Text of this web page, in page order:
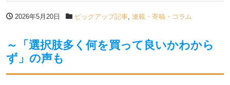
2026年5月20日 ピックアップ記事, 連載・寄稿・コラム
～「選択肢多く何を買って良いかわから
ず」の声も